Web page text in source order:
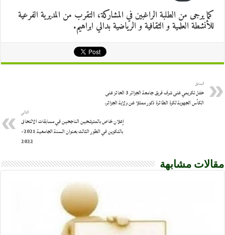
كما يرجى من الطلبة الراغبين في المشاركة، التقرب من المديرية الفرعية
للأنشطة العلمية و الثقافية و الرياضية بدالي ابراهيم.
السابق
حفل تكريمي على شرف فريق جامعة الجزائر 3 الحائز على
الكأس الجهوية لكرة الطائرة ذكور ممثلا عن ولاية الجزائر.
التالي
إعلان خاص بالمترشحين الناجحين في مسابقات الالتحاق
بالتكوين في الطور الثالث بعنوان السنة الجامعية 2021-
2022
مقالات مشابهة